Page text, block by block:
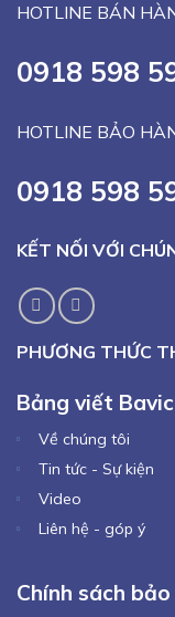
HOTLINE BÁN
0918 598
HOTLINE BẢO
0918 598
KẾT NỐI VỚI
PHƯƠNG THỨC
Bảng viết
Về chúng tôi
Tin tức - Sự kiện
Video
Liên hệ - góp ý
Chính sách